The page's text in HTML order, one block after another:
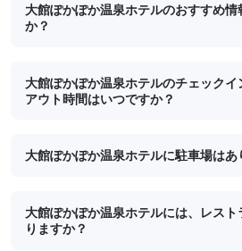
大館ぽかぽか温泉ホテルのおすすめ
か？
大館ぽかぽか温泉ホテルのチェックイ
アウト時間はいつですか？
大館ぽかぽか温泉ホテルに駐車場はあ
大館ぽかぽか温泉ホテルには、レス
りますか？